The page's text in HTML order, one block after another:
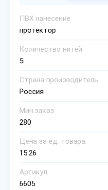
ПВХ нанесение
протектор
Количество нитей
5
Страна производитель
Россия
Мин.заказ
280
Цена за ед. товара:
15.26
Артикул:
6605